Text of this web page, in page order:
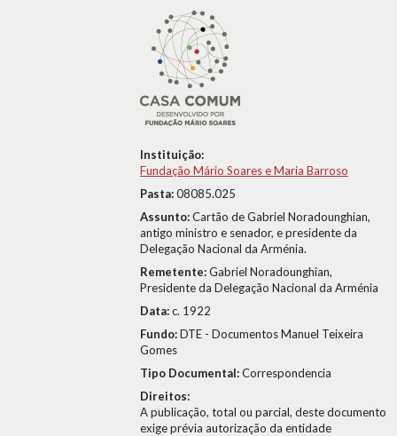
Instituição:
Fundação Mário Soares e Maria Barroso
Pasta:08085.025
Assunto:Cartão de Gabriel Noradounghian,
antigo ministro e senador, e presidente da
Delegação Nacional da Arménia.
Remetente:Gabriel Noradounghian,
Presidente da Delegação Nacional da Arménia
Data:c. 1922
Fundo:DTE - Documentos Manuel Teixeira
Gomes
Tipo Documental:Correspondencia
Direitos:
A publicação, total ou parcial, deste documento
exige prévia autorização da entidade